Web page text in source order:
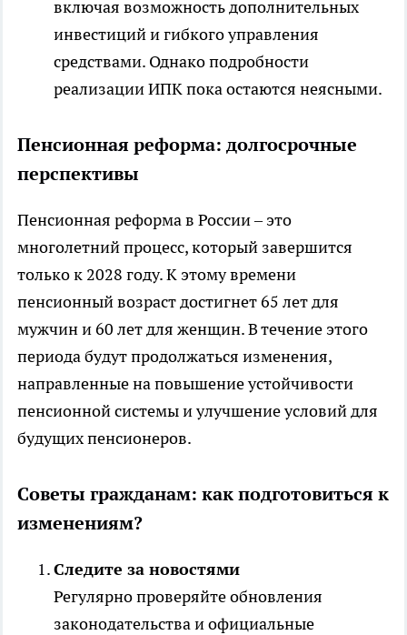
включая возможность дополнительных
инвестиций и гибкого управления
средствами. Однако подробности
реализации ИПК пока остаются неясными.
Пенсионная реформа: долгосрочные
перспективы
Пенсионная реформа в России – это
многолетний процесс, который завершится
только к 2028 году. К этому времени
пенсионный возраст достигнет 65 лет для
мужчин и 60 лет для женщин. В течение этого
периода будут продолжаться изменения,
направленные на повышение устойчивости
пенсионной системы и улучшение условий для
будущих пенсионеров.
Советы гражданам: как подготовиться к
изменениям?
Следите за новостями
Регулярно проверяйте обновления
законодательства и официальные